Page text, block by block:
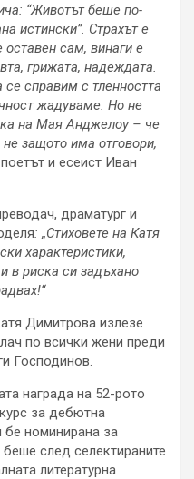
“Животът беше по-
истински”. Страхът е
оставен сам, винаги е
грижата, надеждата.
справим с тленността
жадуваме. Но не
на Мая Анджелоу – че
защото има отговори,
и есеист Иван
драматург и
: „Стиховете на Катя
характеристики,
в риска си задъхано
Димитрова излезе
по всички жени преди
Господинов.
награда на 52-рото
за дебютна
бе номинирана за
след селектираните
литературна